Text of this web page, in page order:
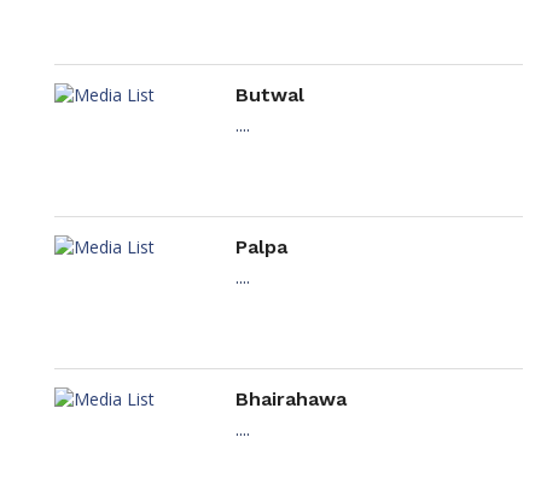
Butwal
....
Palpa
....
Bhairahawa
....